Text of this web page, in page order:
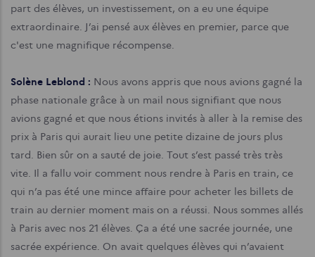
part des élèves, un investissement, on a eu une équipe
extraordinaire. J’ai pensé aux élèves en premier, parce que
c'est une magnifique récompense.
Solène Leblond : Nous avons appris que nous avions gagné la
phase nationale grâce à un mail nous signifiant que nous
avions gagné et que nous étions invités à aller à la remise des
prix à Paris qui aurait lieu une petite dizaine de jours plus
tard. Bien sûr on a sauté de joie. Tout s’est passé très très
vite. Il a fallu voir comment nous rendre à Paris en train, ce
qui n’a pas été une mince affaire pour acheter les billets de
train au dernier moment mais on a réussi. Nous sommes allés
à Paris avec nos 21 élèves. Ça a été une sacrée journée, une
sacrée expérience. On avait quelques élèves qui n’avaient